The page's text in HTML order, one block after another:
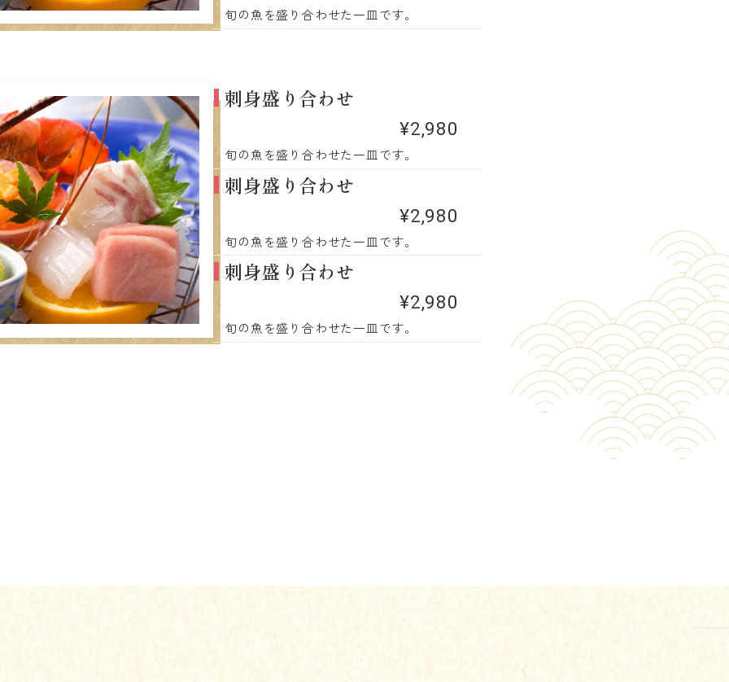
旬の魚を盛り合わせた一皿です。
刺身盛り合わせ
¥2,980
旬の魚を盛り合わせた一皿です。
刺身盛り合わせ
¥2,980
旬の魚を盛り合わせた一皿です。
刺身盛り合わせ
¥2,980
旬の魚を盛り合わせた一皿です。